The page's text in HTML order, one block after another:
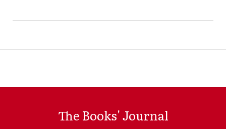
The Books' Journal